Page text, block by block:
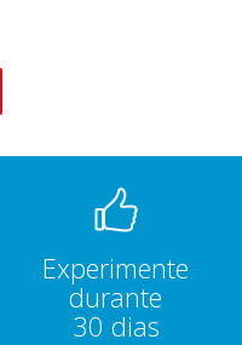
Experimente
durante
30 dias